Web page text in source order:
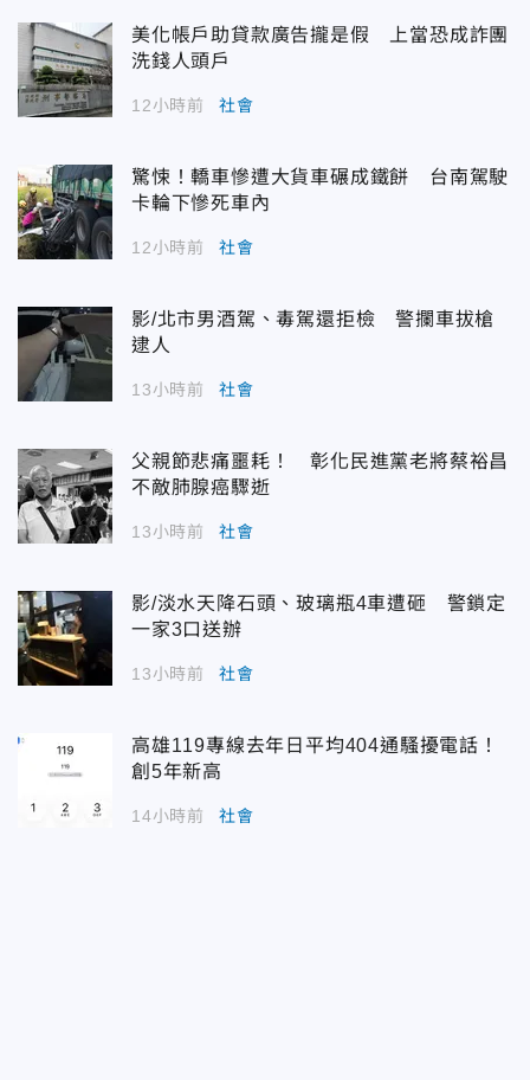
美化帳戶助貸款廣告攏是假 上當恐成詐團
洗錢人頭戶
12小時前 社會
驚悚！轎車慘遭大貨車碾成鐵餅 台南駕駛
卡輪下慘死車內
12小時前 社會
影/北市男酒駕、毒駕還拒檢 警攔車拔槍
逮人
13小時前 社會
父親節悲痛噩耗！ 彰化民進黨老將蔡裕昌
不敵肺腺癌驟逝
13小時前 社會
影/淡水天降石頭、玻璃瓶4車遭砸 警鎖定
一家3口送辦
13小時前 社會
高雄119專線去年日平均404通騷擾電話！
創5年新高
14小時前 社會